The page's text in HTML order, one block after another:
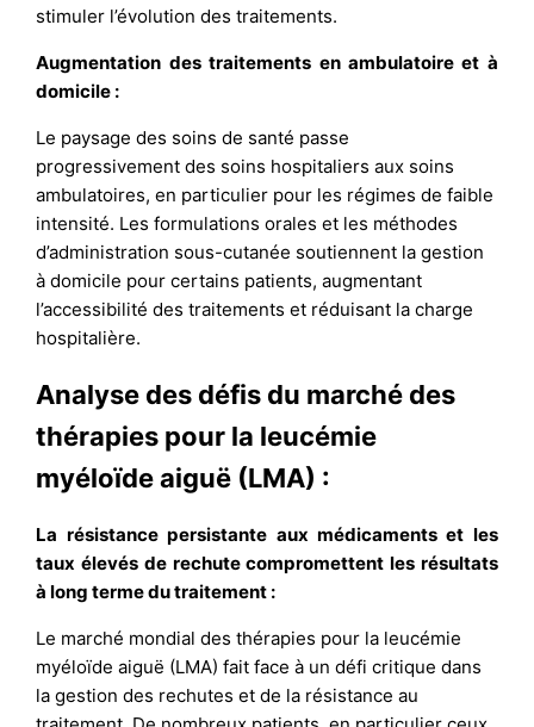
stimuler l’évolution des traitements.
Augmentation des traitements en ambulatoire et à
domicile :
Le paysage des soins de santé passe
progressivement des soins hospitaliers aux soins
ambulatoires, en particulier pour les régimes de faible
intensité. Les formulations orales et les méthodes
d’administration sous-cutanée soutiennent la gestion
à domicile pour certains patients, augmentant
l’accessibilité des traitements et réduisant la charge
hospitalière.
Analyse des défis du marché des
thérapies pour la leucémie
myéloïde aiguë (LMA) :
La résistance persistante aux médicaments et les
taux élevés de rechute compromettent les résultats
à long terme du traitement :
Le marché mondial des thérapies pour la leucémie
myéloïde aiguë (LMA) fait face à un défi critique dans
la gestion des rechutes et de la résistance au